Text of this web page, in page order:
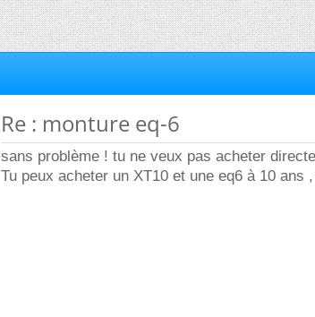
Re : monture eq-6
sans problème ! tu ne veux pas acheter
Tu peux acheter un XT10 et une eq6 à 10 ans